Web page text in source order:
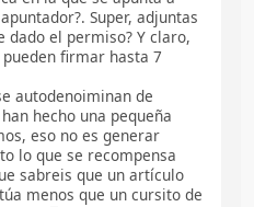
Super, adjuntas
dado el permiso? Y claro,
firmar hasta 7
autodenoiminan de
hecho una pequeña
eso no es generar
lo que se recompensa
sabreis que un artículo
menos que un cursito de